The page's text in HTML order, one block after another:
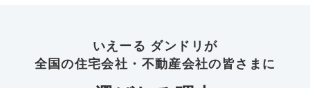
いえーる ダンドリが
全国の住宅会社・不動産会社の皆さまに